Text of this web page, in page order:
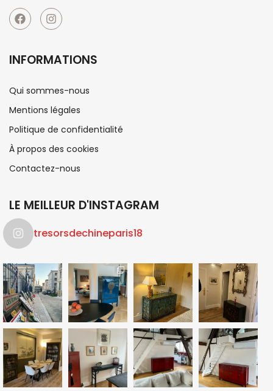
INFORMATIONS
Qui sommes-nous
Mentions légales
Politique de confidentialité
À propos des cookies
Contactez-nous
LE MEILLEUR D'INSTAGRAM
tresorsdechineparis18